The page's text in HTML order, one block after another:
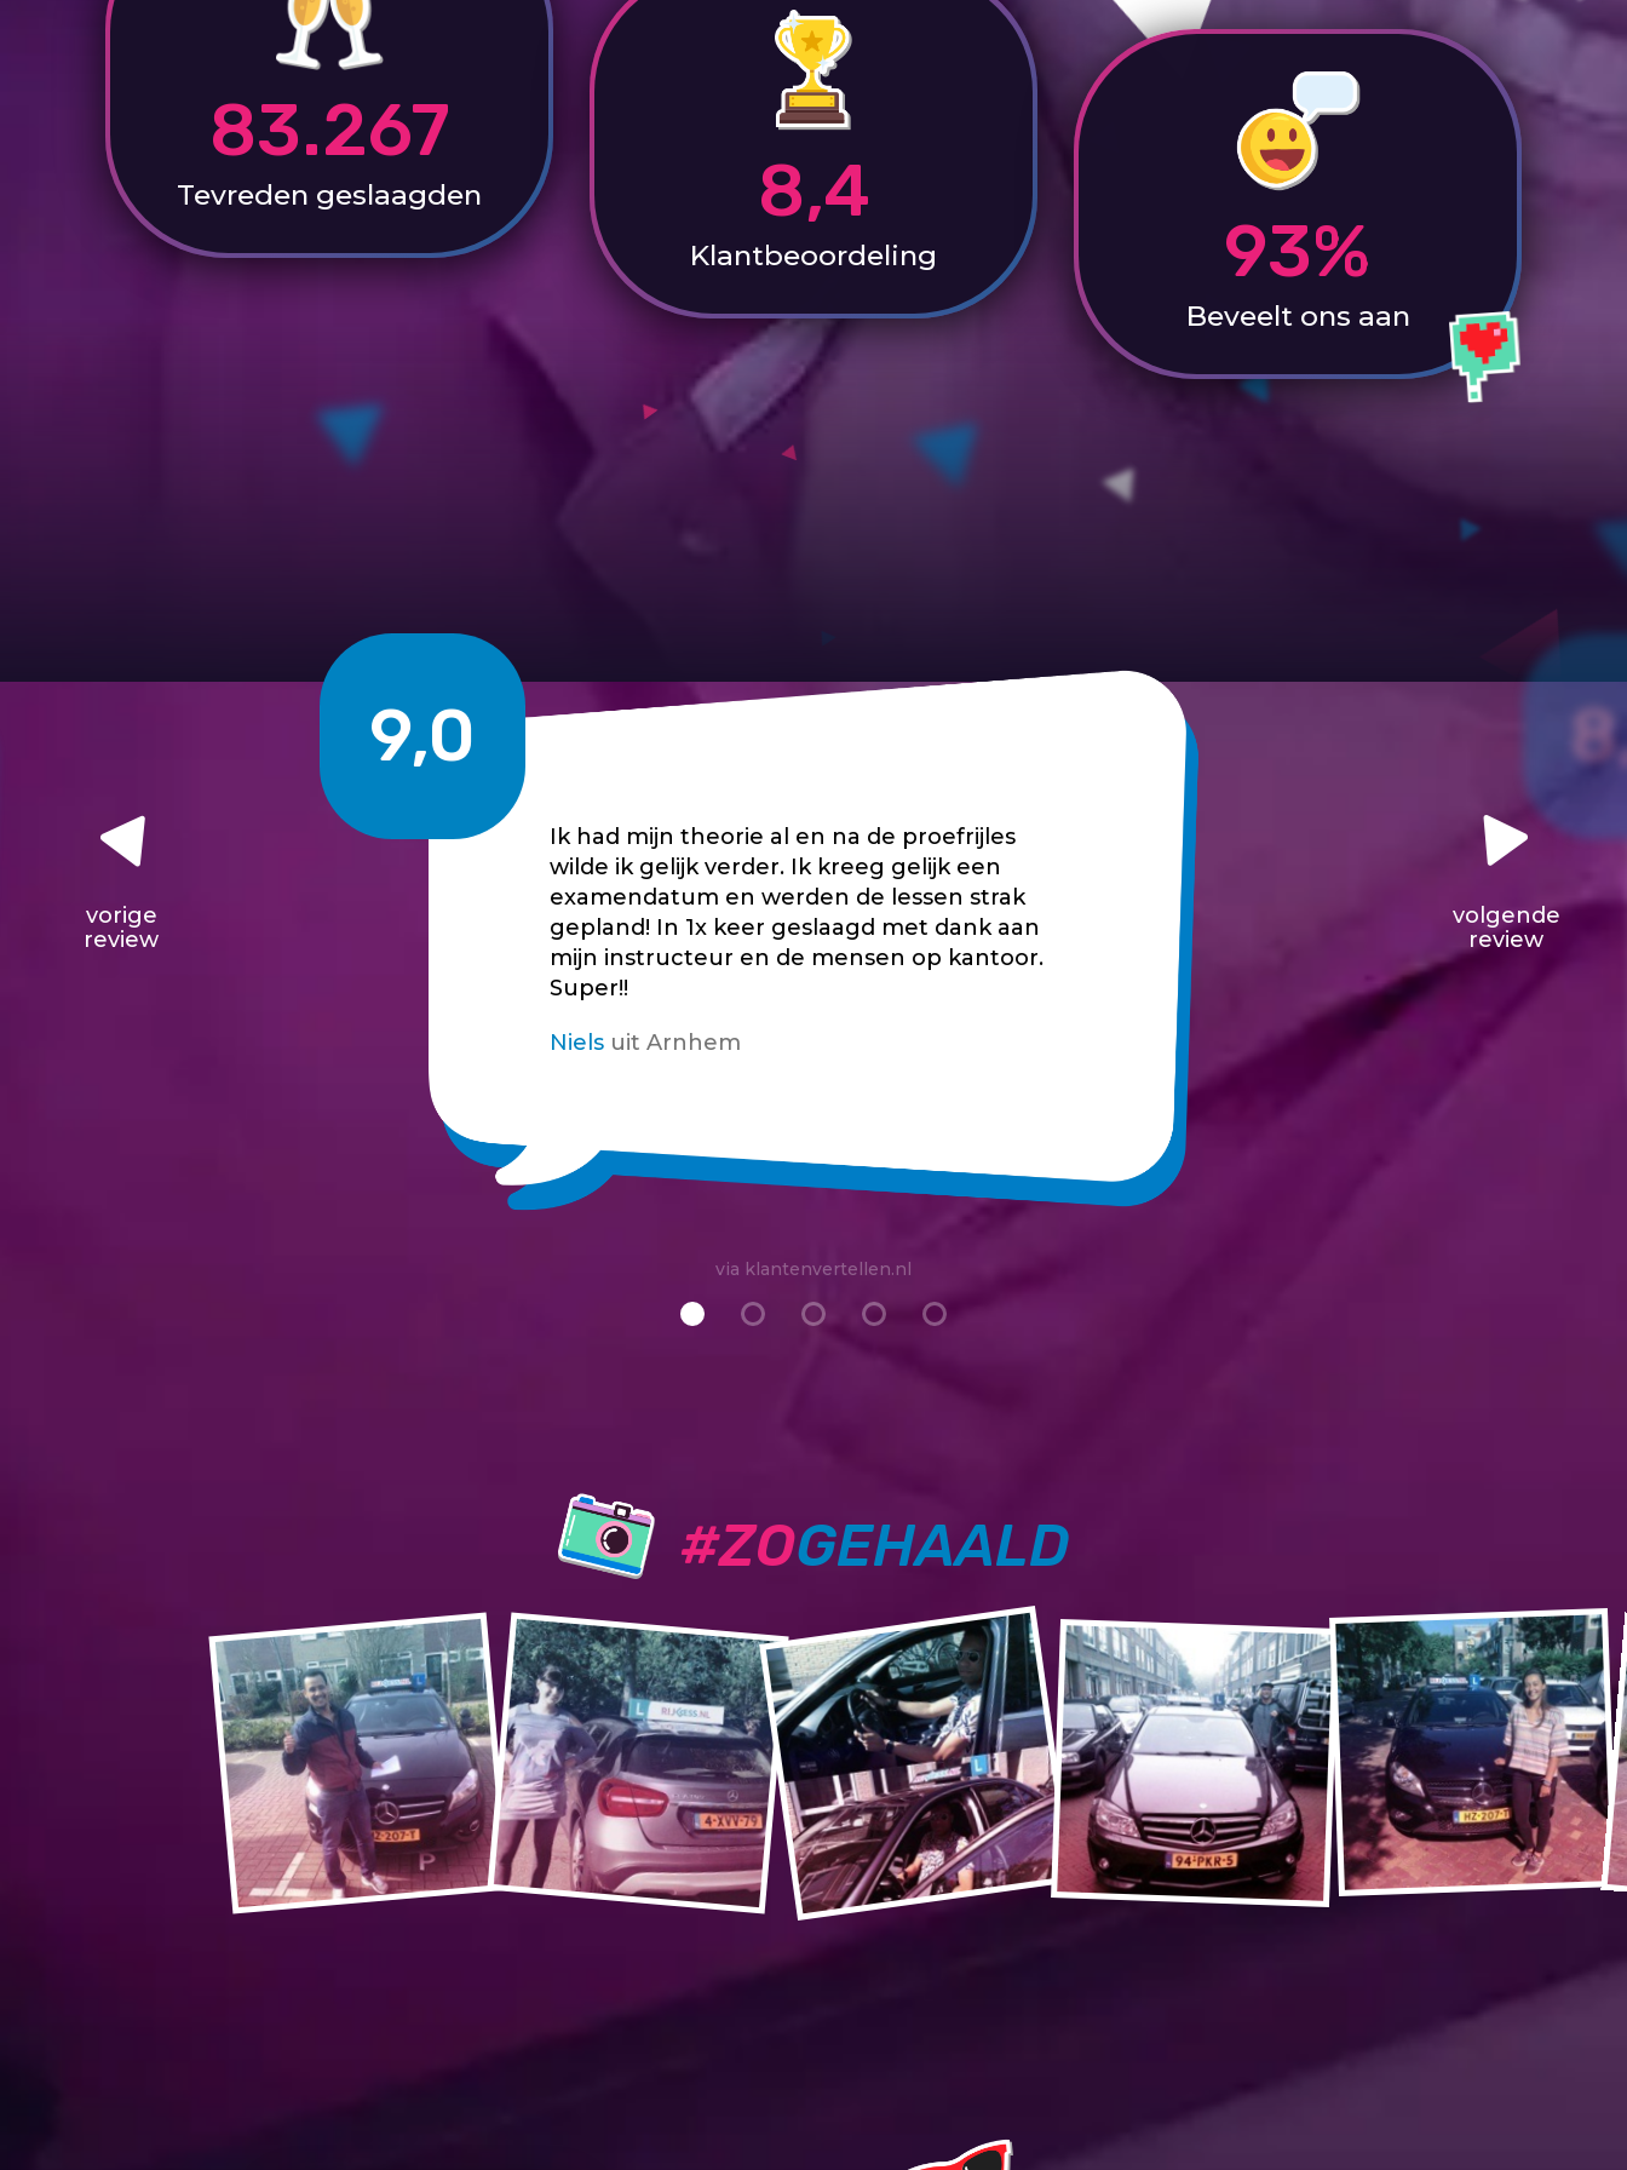
83.267
Tevreden geslaagden 8,4
Klantbeoordeling 93%
Beveelt ons aan
9,0
Ik had mijn theorie al en na de proefrijles
wilde ik gelijk verder. Ik kreeg gelijk een
examendatum en werden de lessen strak
gepland! In 1x keer geslaagd met dank aan
mijn instructeur en de mensen op kantoor.
Super!!
Niels uit Arnhem
vorige
review
volgende
review
via klantenvertellen.nl
#ZOGEHAALD